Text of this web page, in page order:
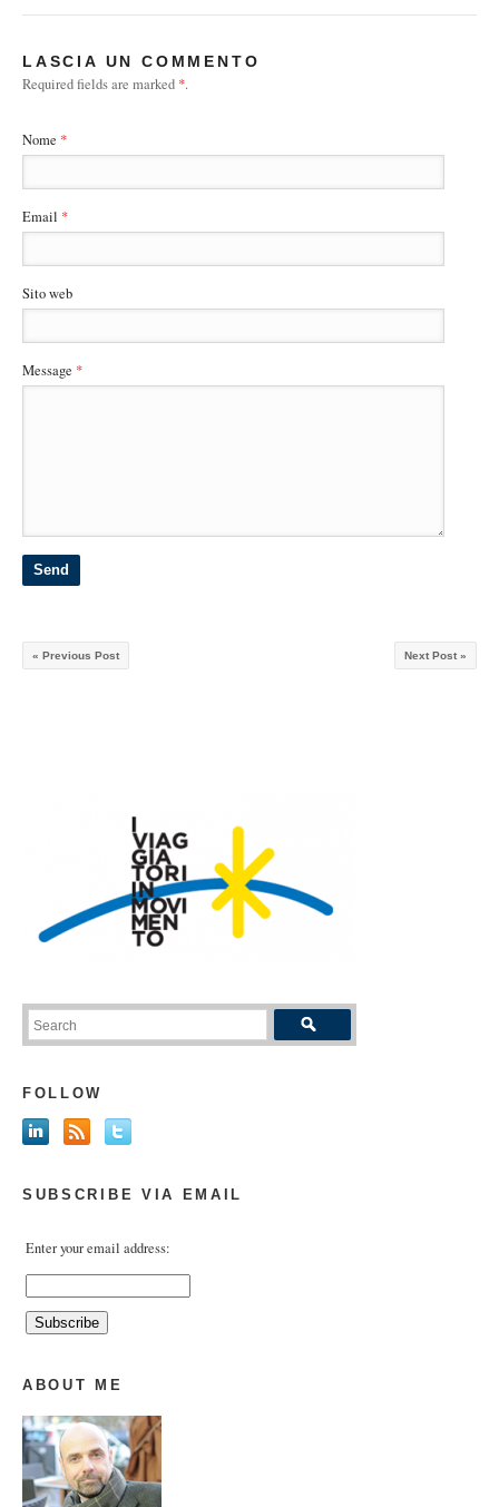
LASCIA UN COMMENTO
Required fields are marked *.
Nome *
Email *
Sito web
Message *
Next Post »
« Previous Post
FOLLOW
SUBSCRIBE VIA EMAIL
Enter your email address:
ABOUT ME